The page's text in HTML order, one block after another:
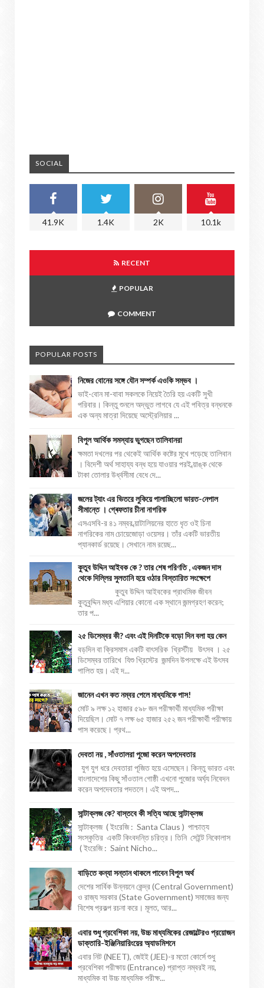
SOCIAL
41.9K 1.4K 2K 10.1k
RECENT
POPULAR
COMMENT
POPULAR POSTS
নিজের বোনের সঙ্গে যৌন সম্পর্ক এওকি সম্ভব ।
ভাই-বোন মা-বাবা সকলকে নিয়েই তৈরি হয় একটি সুখী
পরিবার। কিন্তু শুনলে অদ্ভুত লাগবে যে এই পবিত্র বন্ধনকে
এক অন্য মাত্রা দিয়েছে অস্ট্রেলিয়ার ...
বিপুল আর্থিক সমস্যায় ভুগছেন তালিবানরা
ক্ষমতা দখলের পর থেকেই আর্থিক কষ্টের মুখে পড়েছে তালিবান
। বিদেশী অর্থ সাহায্য বন্ধ হয়ে যাওয়ার পরই ব্য়াঙ্ক থেকে
টাকা তোলার উর্ধ্বসীমা বেধে দে...
জলের ট্যাং এর ভিতরে লুকিয়ে পালাচ্ছিলো ভারত-নেপাল
সীমান্তে । গ্ৰেফতার চীনা নাগরিক
এসএসবি-র ৪১ নম্বর ব্য়াটালিয়নের হাতে ধৃত ওই চিনা
নাগরিকের নাম চোয়েজোড়া ওয়েসর। তাঁর একটি ভারতীয়
প্যানকার্ড রয়েছে। সেখানে নাম রয়েছ...
কুতুব উদ্দিন আইবক কে ? তার শেষ পরিণতি , একজন দাস
থেকে দিল্লির সুলতানি হয়ে ওঠার বিস্তারিত সংক্ষেপে
কুতুব উদ্দিন আইবকের প্রাথমিক জীবন
কুতুবুদ্দিন মধ্য এশিয়ার কোনো এক স্থানে জন্মগ্রহণ করেন;
তার প...
২৫ ডিসেম্বর কী? এবং এই দিনটিকে বড়ো দিন বলা হয় কেন
বড়দিন বা ক্রিসমাস একটি বাৎসরিক খ্রিস্টীয় উৎসব । ২৫
ডিসেম্বর তারিখে যিশু খ্রিস্টের জন্মদিন উপলক্ষে এই উৎসব
পালিত হয়। এই দ...
জানেন এখন কত নম্বর পেলে মাধ্যমিকে পাস!
মোট ৯ লক্ষ ১২ হাজার ৫৯৮ জন পরীক্ষার্থী মাধ্যমিক পরীক্ষা
দিয়েছিল। মোট ৭ লক্ষ ৬৫ হাজার ২৫২ জন পরীক্ষার্থী পরীক্ষায়
পাস করেছে। প্রথ...
দেবতা নয় , সাঁওতালরা পুজো করেন অপদেবতার
যুগ যুগ ধরে দেবতারা পূজিত হয়ে এসেছেন। কিন্তু ভারত এবং
বাংলাদেশের কিছু সাঁওতাল গোষ্ঠী এখনো পুজোর অর্ঘ্য নিবেদন
করেন অপদেবতার পদতলে। এই অপদ...
সান্টাক্লজ কে? বাস্তবে কী সত্যি আছে সান্টাক্লজ
সান্টাক্লজ ( ইংরেজি : Santa Claus ) পাশ্চাত্য
সংস্কৃতির একটি কিংবদন্তি চরিত্র। তিনি সেইন্ট নিকোলাস
( ইংরেজি : Saint Nicho...
বাড়িতে কন্যা সন্তান থাকলে পাবেন বিপুল অর্থ
দেশের সার্বিক উন্নয়নে কেন্দ্র (Central Government)
ও রাজ্য সরকার (State Government) সমাজের জন্য
বিশেষ প্রকল্প রচনা করে। মূলত, আর...
এবার শুধু প্রবেশিকা নয়, উচ্চ মাধ্যমিকের রেজাল্টেরও প্রয়োজন
ডাক্তারি-ইঞ্জিনিয়ারিংয়ের অ্যাডমিশনে
এবার নিট (NEET), জেইই (JEE)-র মতো কোর্সে শুধু
প্রবেশিকা পরীক্ষায় (Entrance) প্রাপ্ত নম্বরই নয়,
মাধ্যমিক বা উচ্চ মাধ্যমিক পরীক্ষ...